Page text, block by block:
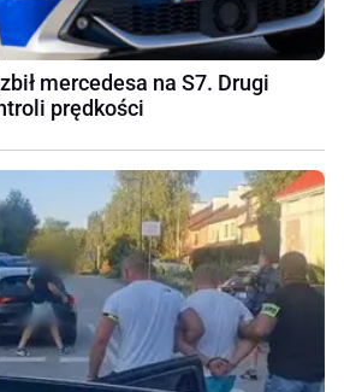
mercedesa na S7. Drugi
prędkości